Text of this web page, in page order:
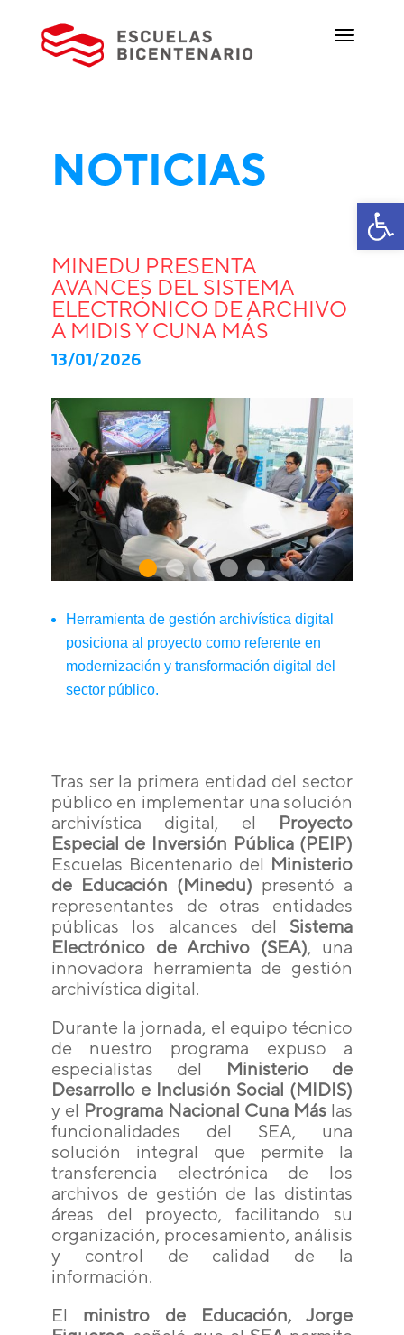
NOTICIAS
MINEDU PRESENTA
AVANCES DEL SISTEMA
ELECTRÓNICO DE ARCHIVO
A MIDIS Y CUNA MÁS
13/01/2026
Herramienta de gestión archivística digital
posiciona al proyecto como referente en
modernización y transformación digital del
sector público.
Tras ser la primera entidad del sector
público en implementar una solución
archivística digital, el Proyecto
Especial de Inversión Pública (PEIP)
Escuelas Bicentenario del Ministerio
de Educación (Minedu) presentó a
representantes de otras entidades
públicas los alcances del Sistema
Electrónico de Archivo (SEA), una
innovadora herramienta de gestión
archivística digital.
Durante la jornada, el equipo técnico
de nuestro programa expuso a
especialistas del Ministerio de
Desarrollo e Inclusión Social (MIDIS)
y el Programa Nacional Cuna Más las
funcionalidades del SEA, una
solución integral que permite la
transferencia electrónica de los
archivos de gestión de las distintas
áreas del proyecto, facilitando su
organización, procesamiento, análisis
y control de calidad de la
información.
El ministro de Educación, Jorge